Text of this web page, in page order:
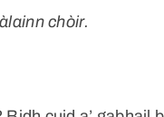
chòir.